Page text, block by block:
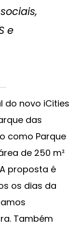
e
do novo iCities
das
como Parque
de 250 m²
proposta é
os dias da
Também